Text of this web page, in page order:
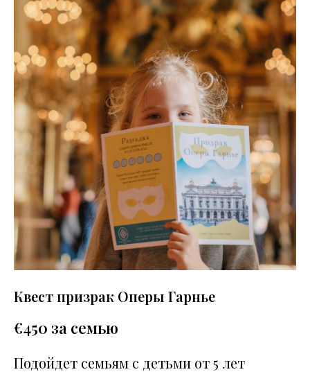
Квест призрак Оперы Гарнье
€450 за семью
Подойдет семьям с детьми от 5 лет